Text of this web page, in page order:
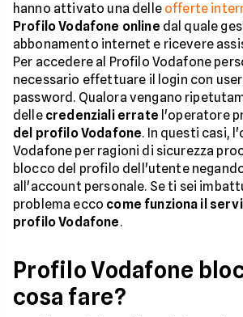
hanno attivato una delle offerte
Profilo Vodafone online dal quale
abbonamento internet e ricevere
Per accedere al Profilo Vodafone
necessario effettuare il login con
password. Qualora vengano
delle credenziali errate l'operatore
del profilo Vodafone. In questi casi,
Vodafone per ragioni di sicurezza
blocco del profilo dell'utente
all'account personale. Se ti sei
problema ecco come funziona il
profilo Vodafone.
Profilo Vodafone
cosa fare?